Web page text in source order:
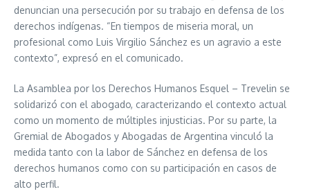
denuncian una persecución por su trabajo en defensa de los
derechos indígenas. “En tiempos de miseria moral, un
profesional como Luis Virgilio Sánchez es un agravio a este
contexto”, expresó en el comunicado.
La Asamblea por los Derechos Humanos Esquel – Trevelin se
solidarizó con el abogado, caracterizando el contexto actual
como un momento de múltiples injusticias. Por su parte, la
Gremial de Abogados y Abogadas de Argentina vinculó la
medida tanto con la labor de Sánchez en defensa de los
derechos humanos como con su participación en casos de
alto perfil.